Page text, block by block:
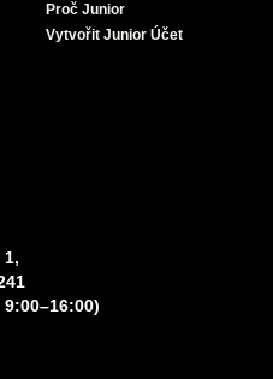
Proč Junior
Vytvořit Junior Účet
1,
9:00–16:00)